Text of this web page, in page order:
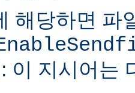
해당하면 파
이 지시어는